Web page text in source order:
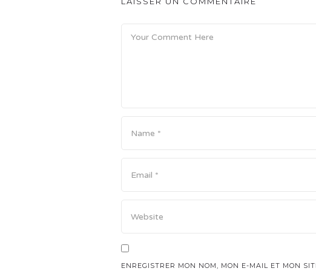
ENREGISTRER MON NOM, MON E-MAIL ET MON